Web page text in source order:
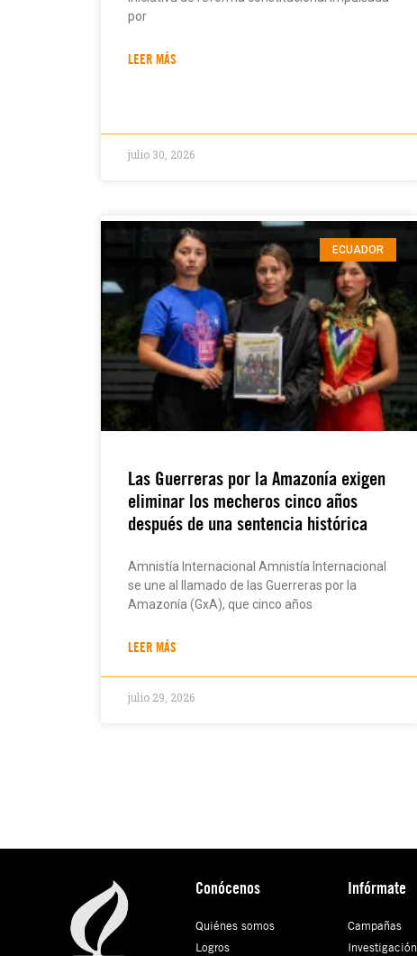
por
LEER MÁS
julio 30, 2026
ECUADOR
Las Guerreras por la Amazonía exigen
eliminar los mecheros cinco años
después de una sentencia histórica
Amnistía Internacional Amnistía Internacional
se une al llamado de las Guerreras por la
Amazonía (GxA), que cinco años
LEER MÁS
julio 29, 2026
Conócenos
Quiénes somos
Logros
Infórmate
Campañas
Investigación